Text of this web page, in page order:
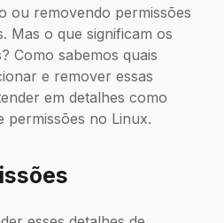
ou removendo permissões
Mas o que significam os
Como sabemos quais
e remover essas
em detalhes como
permissões no Linux.